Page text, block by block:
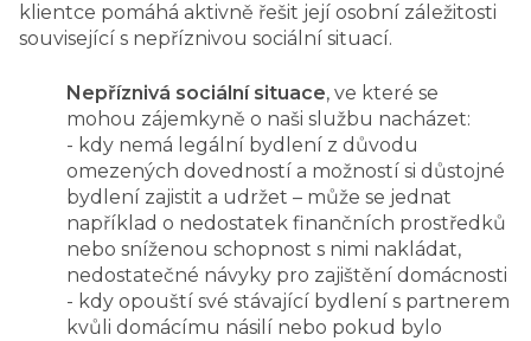
klientce pomáhá aktivně řešit její osobní záležitosti
související s nepříznivou sociální situací.
Nepříznivá sociální situace, ve které se
mohou zájemkyně o naši službu nacházet:
- kdy nemá legální bydlení z důvodu
omezených dovedností a možností si důstojné
bydlení zajistit a udržet – může se jednat
například o nedostatek finančních prostředků
nebo sníženou schopnost s nimi nakládat,
nedostatečné návyky pro zajištění domácnosti
- kdy opouští své stávající bydlení s partnerem
kvůli domácímu násilí nebo pokud bylo